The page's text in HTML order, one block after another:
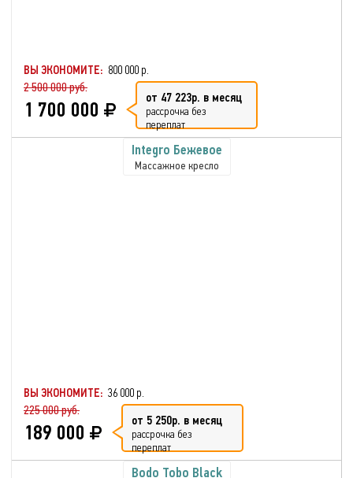
ВЫ ЭКОНОМИТЕ: 800 000 р.
2 500 000 руб.
1 700 000 от 47 223р. в месяц
рассрочка без
переплат
Integro Бежевое
Массажное кресло
ВЫ ЭКОНОМИТЕ: 36 000 р.
225 000 руб.
189 000 от 5 250р. в месяц
рассрочка без
переплат
Bodo Tobo Black